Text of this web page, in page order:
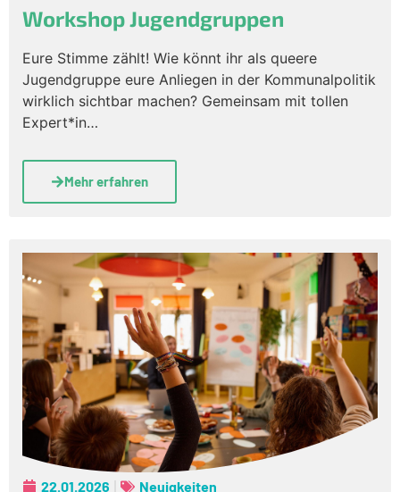
Workshop Jugendgruppen
Eure Stimme zählt! Wie könnt ihr als queere
Jugendgruppe eure Anliegen in der Kommunalpolitik
wirklich sichtbar machen? Gemeinsam mit tollen
Expert*in…
Mehr erfahren
22.01.2026 Neuigkeiten